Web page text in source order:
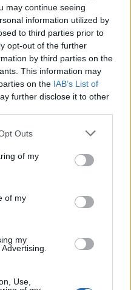
may continue seeing
information utilized by
to third parties prior to
opt-out of the further
by third parties on the
This information may
on the IAB’s List of
further disclose it to other
uses one or more Google
You may click to
its third-party tags to
purposes in below Google
Outs
of my
of my
my
Use,
classifica delle mete più